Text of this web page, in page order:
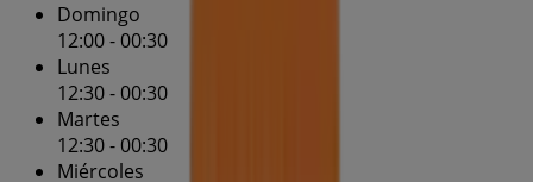
Domingo
12:00 - 00:30
Lunes
12:30 - 00:30
Martes
12:30 - 00:30
Miércoles